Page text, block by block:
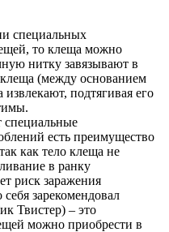
специальных
то клеща можно
нитку завязывают в
(между основанием
подтягивая его
специальные
есть преимущество
как тело клеща не
в ранку
риск заражения
зарекомендовал
Твистер) – это
можно приобрести в